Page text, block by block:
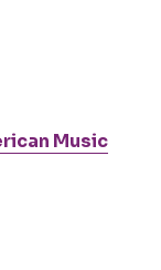
Music